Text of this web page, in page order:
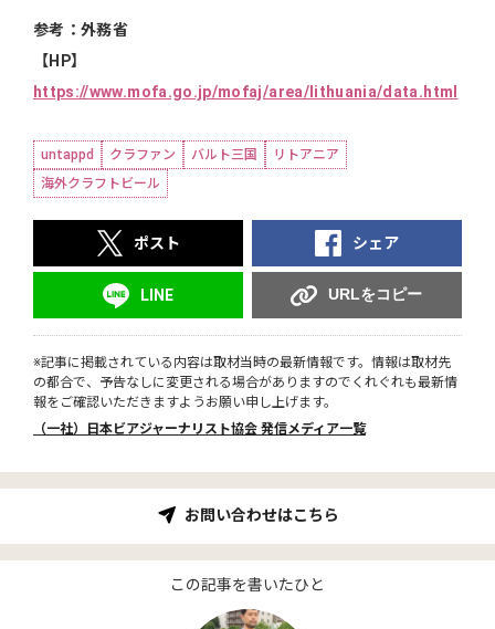
参考：外務省
【HP】
https://www.mofa.go.jp/mofaj/area/lithuania/data.html
untappd クラファン バルト三国
リトアニア
海外クラフトビール
ポスト シェア
LINE URLをコピー
※記事に掲載されている内容は取材当時の最新情報です。情報は取材先
の都合で、予告なしに変更される場合がありますのでくれぐれも最新情
報をご確認いただきますようお願い申し上げます。
（一社）日本ビアジャーナリスト協会 発信メディア一覧
お問い合わせはこちら
この記事を書いたひと